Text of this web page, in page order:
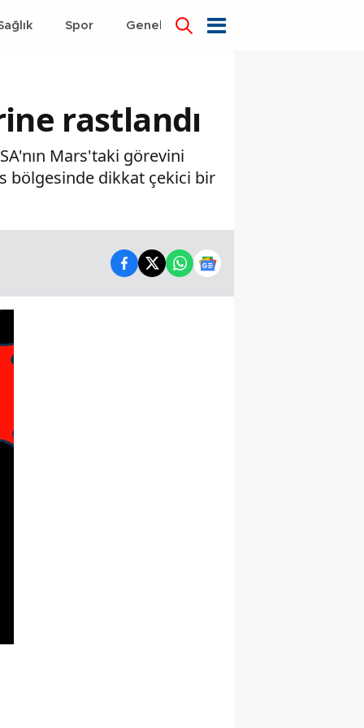
Spor Genel Dünya
rastlandı
Mars'taki görevini
bölgesinde dikkat çekici bir